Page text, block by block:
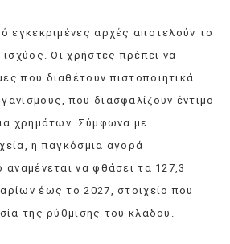
εγκεκριμένες αρχές αποτελούν το
ισχύος. Οι χρήστες πρέπει να
που διαθέτουν πιστοποιητικά
που διασφαλίζουν έντιμο
χρημάτων. Σύμφωνα με
η παγκόσμια αγορά
αναμένεται να φθάσει τα 127,3
έως το 2027, στοιχείο που
της ρύθμισης του κλάδου.